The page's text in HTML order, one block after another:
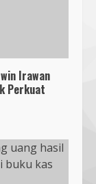
Irawan
Perkuat